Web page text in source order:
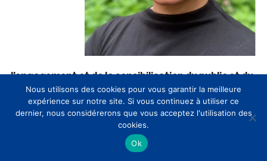
l’engagement et de la sensibilisation du public et du
monde universitaire, y compris les programmes
académiques, la programmation des collections et
des expositions, les programmes scolaires et
pédagogiques, ainsi que la collection d’art éducatif
. En tant que responsable de
Nous utilisons des cookies pour vous garantir la meilleure
expérience sur notre site. Si vous continuez à utiliser ce
dernier, nous considérerons que vous acceptez l'utilisation des
cookies.
Ok